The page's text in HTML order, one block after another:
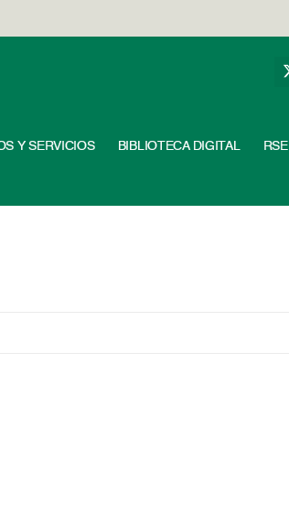
Y SERVICIOS BIBLIOTECA DIGITAL RSE